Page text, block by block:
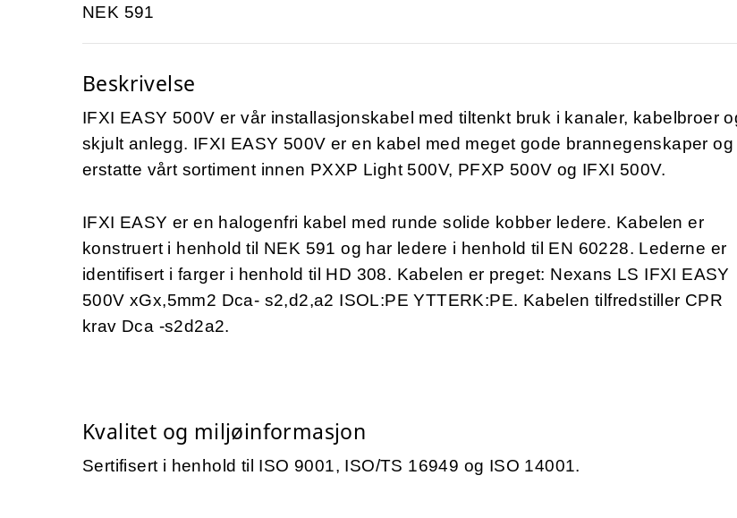
NEK 591
Beskrivelse
IFXI EASY 500V er vår installasjonskabel med tiltenkt bruk i kanaler, kabelbroer
skjult anlegg. IFXI EASY 500V er en kabel med meget gode brannegenskaper og
erstatte vårt sortiment innen PXXP Light 500V, PFXP 500V og IFXI 500V.
IFXI EASY er en halogenfri kabel med runde solide kobber ledere. Kabelen er
konstruert i henhold til NEK 591 og har ledere i henhold til EN 60228. Lederne er
identifisert i farger i henhold til HD 308. Kabelen er preget: Nexans LS IFXI EASY
500V xGx,5mm2 Dca- s2,d2,a2 ISOL:PE YTTERK:PE. Kabelen tilfredstiller CPR
krav Dca -s2d2a2.
Kvalitet og miljøinformasjon
Sertifisert i henhold til ISO 9001, ISO/TS 16949 og ISO 14001.